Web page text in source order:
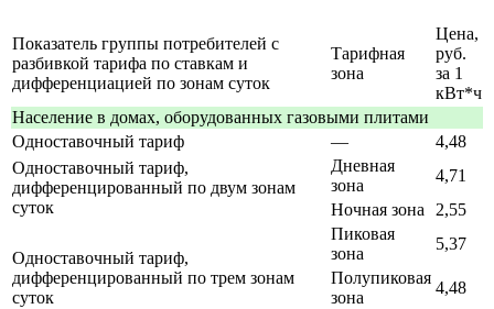
Показатель группы потребителей с
разбивкой тарифа по ставкам и
дифференциацией по зонам суток
Тарифная
зона
Цена,
руб.
за 1
кВт*ч
Население в домах, оборудованных газовыми плитами
Одноставочный тариф
—
4,48
Одноставочный тариф,
дифференцированный по двум зонам
суток
Дневная
зона
4,71
Ночная зона 2,55
Одноставочный тариф,
дифференцированный по трем зонам
суток
Пиковая
зона
5,37
Полупиковая
зона
4,48